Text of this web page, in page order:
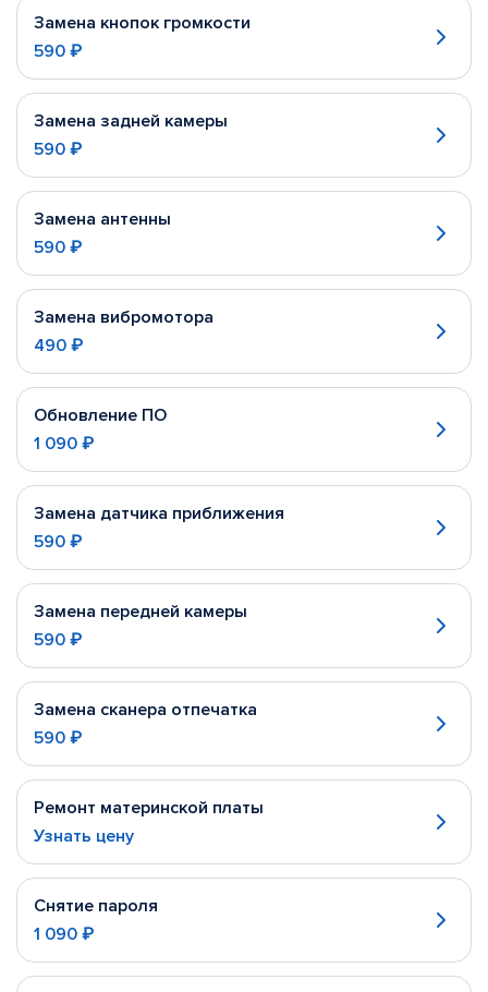
Замена кнопок громкости
590 ₽
Замена задней камеры
590 ₽
Замена антенны
590 ₽
Замена вибромотора
490 ₽
Обновление ПО
1 090 ₽
Замена датчика приближения
590 ₽
Замена передней камеры
590 ₽
Замена сканера отпечатка
590 ₽
Ремонт материнской платы
Узнать цену
Снятие пароля
1 090 ₽